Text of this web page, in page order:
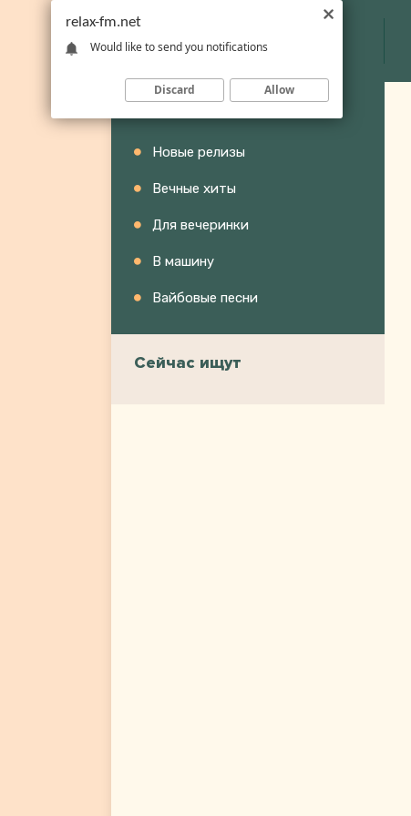
Новые релизы
Вечные хиты
Для вечеринки
В машину
Вайбовые песни
Сейчас ищут
relax-fm.net
Would like to send you notifications
Discard Allow